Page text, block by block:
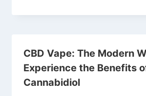
CBD Vape: The Modern
Experience the Benefits
Cannabidiol